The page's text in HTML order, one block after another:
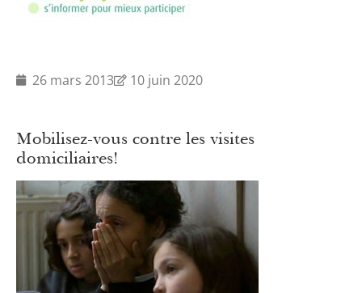
26 mars 2013 10 juin 2020
Mobilisez-vous contre les visites
domiciliaires!